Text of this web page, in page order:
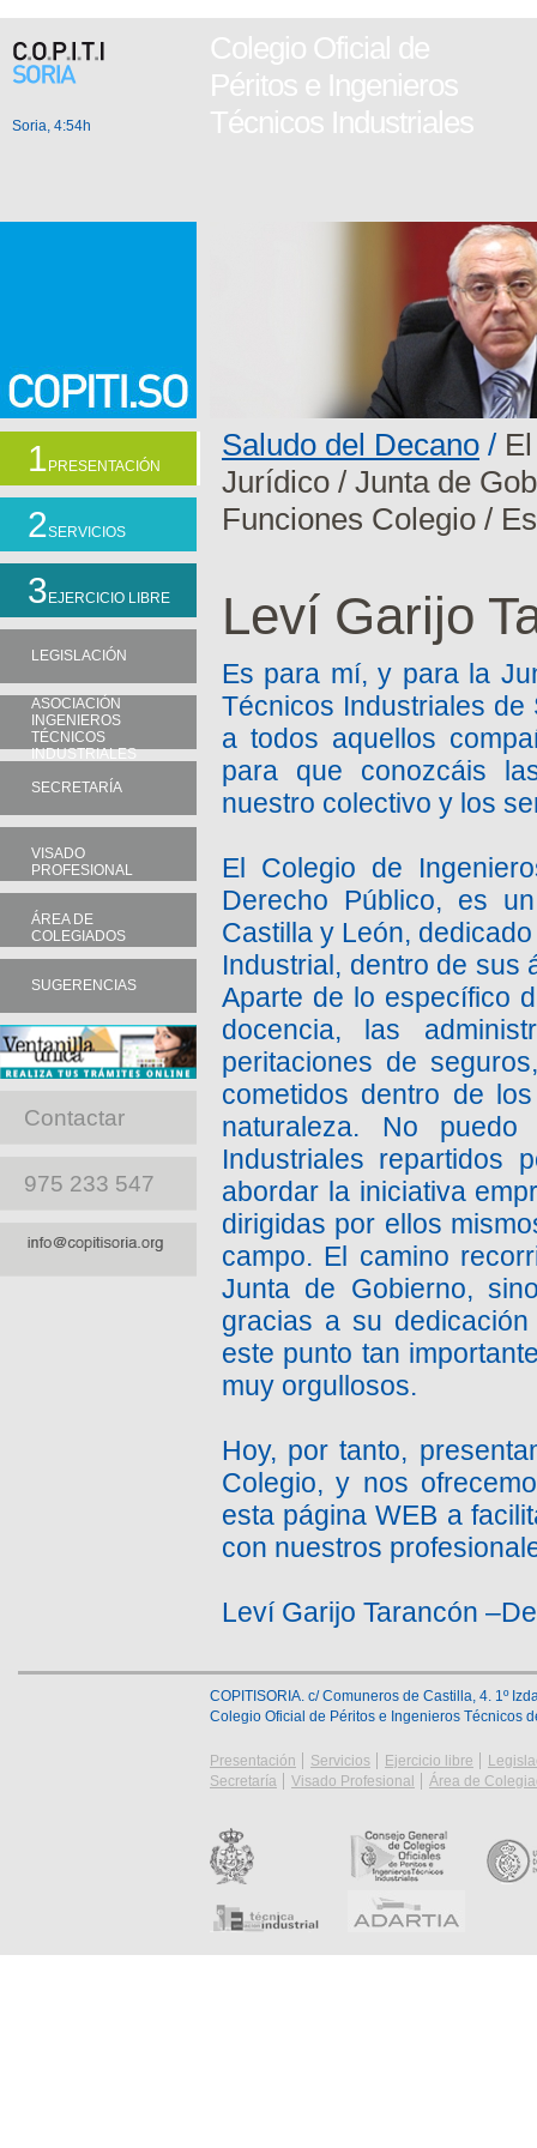
Soria, 4:54h
Colegio Oficial de
Péritos e Ingenieros
Técnicos Industriales
1 PRESENTACIÓN
2SERVICIOS
3 EJERCICIO LIBRE
LEGISLACIÓN
ASOCIACIÓN
INGENIEROS
TÉCNICOS
INDUSTRIALES
SECRETARÍA
VISADO
PROFESIONAL
ÁREA DE
COLEGIADOS
SUGERENCIAS
Contactar
975 233 547
Saludo del Decano /
Jurídico / Junta de
Funciones Colegio /
Leví Garijo
Es para mí, y para la
Técnicos Industriales
a todos aquellos
para que conozcáis
nuestro colectivo y los
El Colegio de
Derecho Público, es
Castilla y León,
Industrial, dentro de sus
Aparte de lo específico
docencia, las
peritaciones de
cometidos dentro de
naturaleza. No
Industriales repartidos
abordar la iniciativa
dirigidas por ellos
campo. El camino
Junta de Gobierno,
gracias a su
este punto tan
muy orgullosos.
Hoy, por tanto,
Colegio, y nos
esta página WEB a
con nuestros
Leví Garijo Tarancón
COPITISORIA. c/ Comuneros de Castilla, 4. 1º
Colegio Oficial de Péritos e Ingenieros Técnicos
Presentación Servicios Ejercicio libre
Secretaría
Visado Profesional Área de